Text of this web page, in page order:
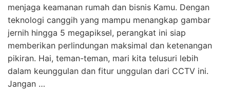
menjaga keamanan rumah dan bisnis Kamu. Dengan
teknologi canggih yang mampu menangkap gambar
jernih hingga 5 megapiksel, perangkat ini siap
memberikan perlindungan maksimal dan ketenangan
pikiran. Hai, teman-teman, mari kita telusuri lebih
dalam keunggulan dan fitur unggulan dari CCTV ini.
Jangan …